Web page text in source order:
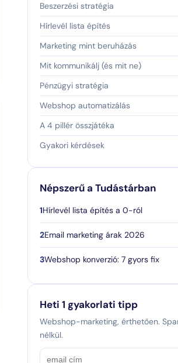
Beszerzési stratégia
Hírlevél lista építés
Marketing mint beruházás
Mit kommunikálj (és mit ne)
Pénzügyi stratégia
Webshop automatizálás
A 4 pillér összjátéka
Gyakori kérdések
Népszerű a Tudástárban
1Hírlevél lista építés a 0-ról
2Email marketing árak 2026
3Webshop konverzió: 7 gyors fix
Heti 1 gyakorlati tipp
Webshop-marketing, érthetően.
nélkül.